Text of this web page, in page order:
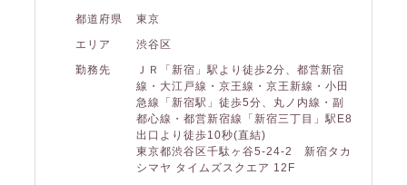
都道府県
東京
エリア
渋谷区
勤務先
ＪＲ「新宿」駅より徒歩2分、都営新宿
線・大江戸線・京王線・京王新線・小田
急線「新宿駅」徒歩5分、丸ノ内線・副
都心線・都営新宿線「新宿三丁目」駅E8
出口より徒歩10秒(直結)
東京都渋谷区千駄ヶ谷5-24-2 新宿タカ
シマヤ タイムズスクエア 12F